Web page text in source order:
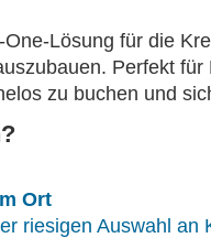
Lösung für die
Perfekt
zu buchen und
Ort
riesigen Auswahl